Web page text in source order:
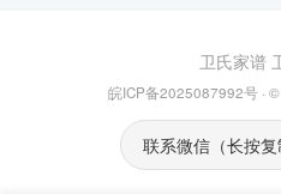
卫氏家谱
皖ICP备2025087992号·
联系微信（长按复